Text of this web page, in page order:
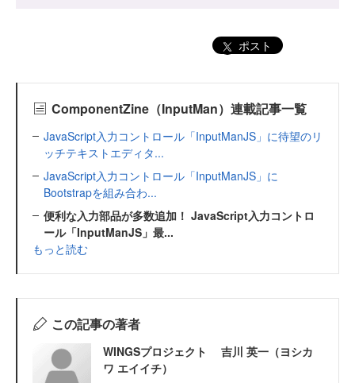
ポスト
ComponentZine（InputMan）連載記事一覧
JavaScript入力コントロール「InputManJS」に待望のリ
ッチテキストエディタ...
JavaScript入力コントロール「InputManJS」に
Bootstrapを組み合わ...
便利な入力部品が多数追加！ JavaScript入力コントロ
ール「InputManJS」最...
もっと読む
この記事の著者
WINGSプロジェクト 吉川 英一（ヨシカ
ワ エイイチ）